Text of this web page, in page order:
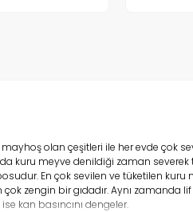
olan çeşitleri ile her evde çok
kuru meyve denildiği zaman severek
En çok sevilen ve tüketilen kuru
çok zengin bir gıdadır. Aynı
kan basıncını dengeler.